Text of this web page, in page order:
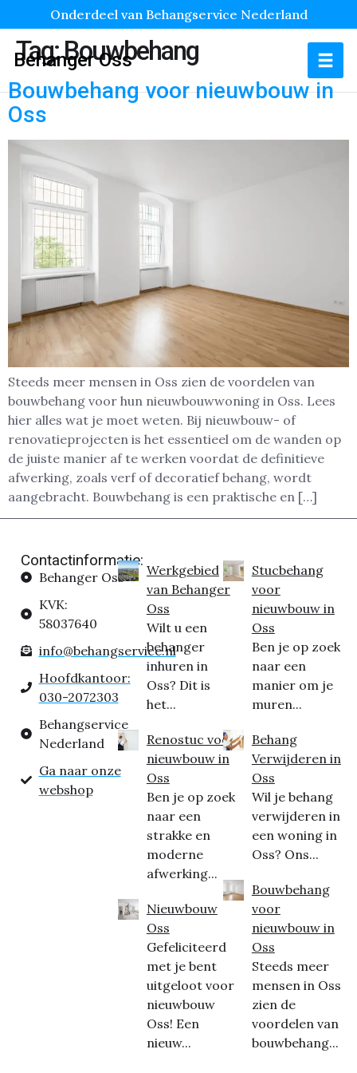
Onderdeel van Behangservice Nederland
Behanger Oss
Tag:Bouwbehang
Bouwbehang voor nieuwbouw in
Oss
Steeds meer mensen in Oss zien de voordelen van
bouwbehang voor hun nieuwbouwwoning in Oss. Lees
hier alles wat je moet weten. Bij nieuwbouw- of
renovatieprojecten is het essentieel om de wanden op
de juiste manier af te werken voordat de definitieve
afwerking, zoals verf of decoratief behang, wordt
aangebracht. Bouwbehang is een praktische en […]
Contactinformatie:
Behanger Oss
KVK:
58037640
info@behangservice.nl
Hoofdkantoor:
030-2072303
Behangservice
Nederland
Ga naar onze
webshop
Werkgebied
van Behanger
Oss
Wilt u een
behanger
inhuren in
Oss? Dit is
het...
Renostuc voor
nieuwbouw in
Oss
Ben je op zoek
naar een
strakke en
moderne
afwerking...
Nieuwbouw
Oss
Gefeliciteerd
met je bent
uitgeloot voor
nieuwbouw
Oss! Een
nieuw...
Stucbehang
voor
nieuwbouw in
Oss
Ben je op zoek
naar een
manier om je
muren...
Behang
Verwijderen in
Oss
Wil je behang
verwijderen in
een woning in
Oss? Ons...
Bouwbehang
voor
nieuwbouw in
Oss
Steeds meer
mensen in Oss
zien de
voordelen van
bouwbehang...